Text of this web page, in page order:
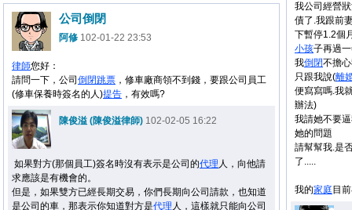
我公司經營
債了.我跟前
下暫停1.2個
小孩子再過
我倒閉不擔
只跟我說(離
便寫寫嗎.我
辦法)
我請她不要
她的問題
請幫幫我.是
了.....
我的家庭 目
公司倒閉
阿修 102-01-22 23:53
律師您好：
請問一下，公司 倒閉跳票 ，修車廠商領不到錢，要跟公司員工
(修車保養時簽名的人)提告 ，有效嗎?
陳俊溢 (陳俊溢律師) 102-02-05 16:22
如果對方(那個員工)簽名時沒有表示是公司的代理 人，向他請
求應該是有機會的。
但是，如果雙方已經長期交易，你們長期向公司請款，也知道
是公司的車，那表示你知道對方是代理 人，這樣就只能向公司